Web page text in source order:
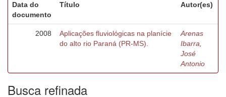
Data do
documento
Título Autor(es)
2008
Aplicações fluviológicas na planície
do alto rio Paraná (PR-MS).
Arenas
Ibarra,
José
Antonio
Busca refinada